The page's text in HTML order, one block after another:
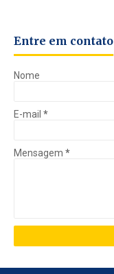
Entre em contato
Nome
E-mail *
Mensagem *